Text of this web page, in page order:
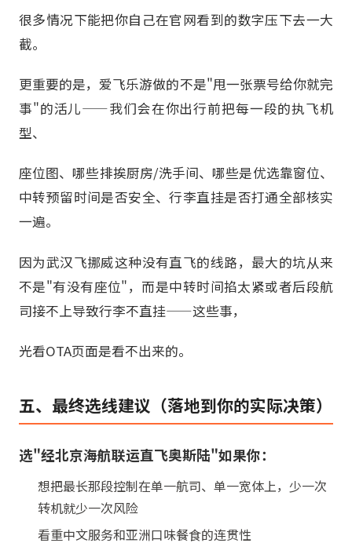
很多情况下能把你自己在官网看到的数字压下去一大
截。
更重要的是，爱飞乐游做的不是"甩一张票号给你就完
事"的活儿——我们会在你出行前把每一段的执飞机
型、
座位图、哪些排挨厨房/洗手间、哪些是优选靠窗位、
中转预留时间是否安全、行李直挂是否打通全部核实
一遍。
因为武汉飞挪威这种没有直飞的线路，最大的坑从来
不是"有没有座位"，而是中转时间掐太紧或者后段航
司接不上导致行李不直挂——这些事，
光看OTA页面是看不出来的。
五、最终选线建议（落地到你的实际决策）
选"经北京海航联运直飞奥斯陆"如果你：
想把最长那段控制在单一航司、单一宽体上，少一次
转机就少一次风险
看重中文服务和亚洲口味餐食的连贯性